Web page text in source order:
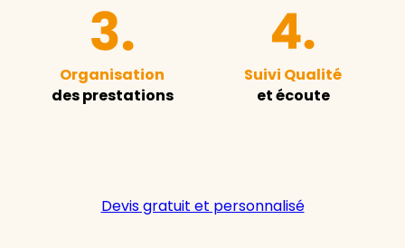
Organisation
des prestations
Suivi Qualité
et écoute
Devis gratuit et personnalisé